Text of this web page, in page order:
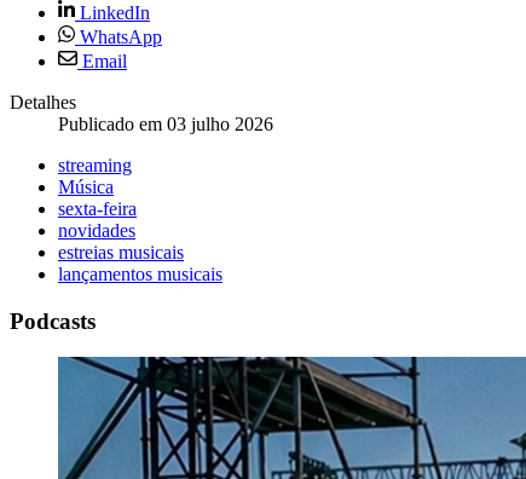
LinkedIn
WhatsApp
Email
Detalhes
Publicado em 03 julho 2026
streaming
Música
sexta-feira
novidades
estreias musicais
lançamentos musicais
Podcasts